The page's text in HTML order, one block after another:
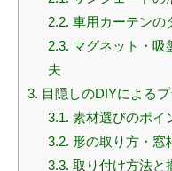
2.2. 車用カーテンの
2.3. マグネット・吸
夫
3. 目隠しのDIYによる
3.1. 素材選びのポイ
3.2. 形の取り方・窓
3.3. 取り付け方法と